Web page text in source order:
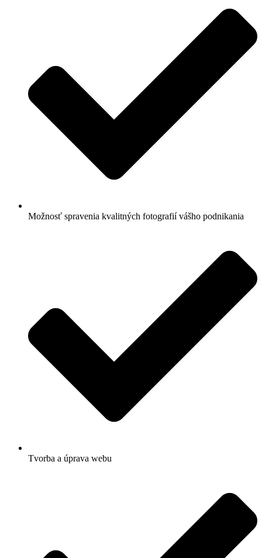
Možnosť spravenia kvalitných fotografií vášho podnikania
Tvorba a úprava webu